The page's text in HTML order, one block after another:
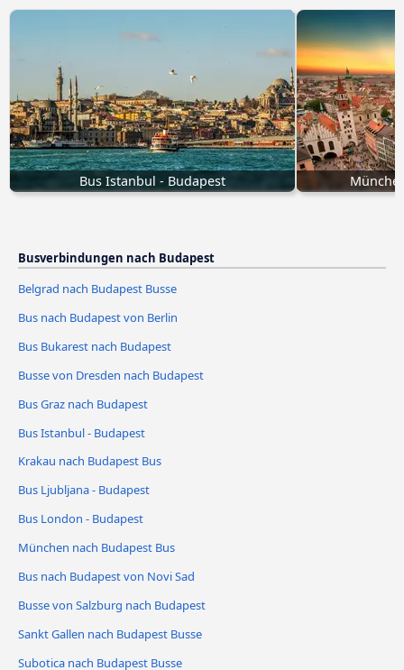
Bus Istanbul - Budapest
Busverbindungen nach Budapest
Belgrad nach Budapest Busse
Bus nach Budapest von Berlin
Bus Bukarest nach Budapest
Busse von Dresden nach Budapest
Bus Graz nach Budapest
Bus Istanbul - Budapest
Krakau nach Budapest Bus
Bus Ljubljana - Budapest
Bus London - Budapest
München nach Budapest Bus
Bus nach Budapest von Novi Sad
Busse von Salzburg nach Budapest
Sankt Gallen nach Budapest Busse
Subotica nach Budapest Busse